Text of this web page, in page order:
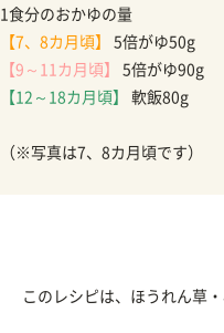
1食分のおかゆの量
【7、8カ月頃】
5倍がゆ50g
【9～11カ月頃】
5倍がゆ90g
【12～18カ月頃】
軟飯80g
（※写真は7、8カ月頃です）
このレシピは、ほうれん草